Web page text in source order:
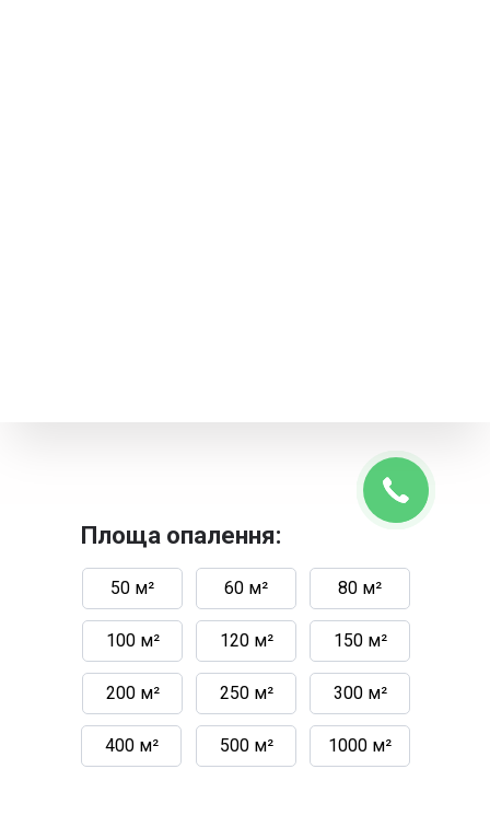
1000 м²
500 м²
400 м²
300 м²
50 м² 60 м² 80 м²
100 м² 120 м² 150 м²
200 м² 250 м²
Площа опалення: